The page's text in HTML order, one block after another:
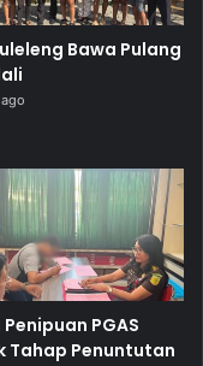
Bawa Pulang
Penipuan PGAS
Tahap Penuntutan